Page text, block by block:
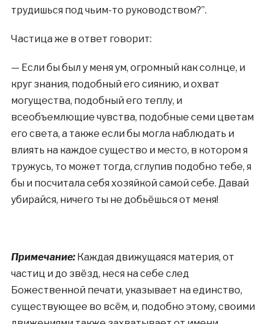
трудишься под чьим-то руководством?”.
Частица же в ответ говорит:
— Если бы был у меня ум, огромный как солнце, и
круг знания, подобный его сиянию, и охват
могущества, подобный его теплу, и
всеобъемлющие чувства, подобные семи цветам
его света, а также если бы могла наблюдать и
влиять на каждое существо и место, в котором я
тружусь, то может тогда, сглупив подобно тебе, я
бы и посчитала себя хозяйкой самой себе. Давай
убирайся, ничего ты не добьёшься от меня!
Примечание:Каждая движущаяся материя, от
частиц и до звёзд, неся на себе след
Божественной печати, указывает на единство,
существующее во всём, и, подобно этому, своими